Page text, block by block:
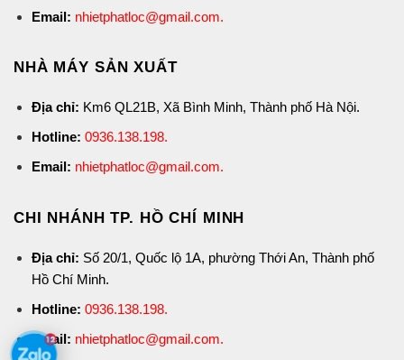
Email: nhietphatloc@gmail.com.
NHÀ MÁY SẢN XUẤT
Địa chỉ: Km6 QL21B, Xã Bình Minh, Thành phố Hà Nội.
Hotline: 0936.138.198.
Email: nhietphatloc@gmail.com.
CHI NHÁNH TP. HỒ CHÍ MINH
Địa chỉ: Số 20/1, Quốc lộ 1A, phường Thới An, Thành phố
Hồ Chí Minh.
Hotline: 0936.138.198.
Email: nhietphatloc@gmail.com.